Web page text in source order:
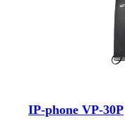
IP-phone VP-30P